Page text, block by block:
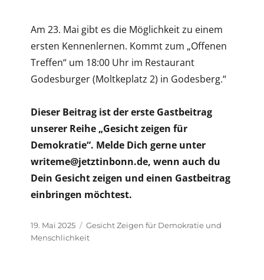
Am 23. Mai gibt es die Möglichkeit zu einem
ersten Kennenlernen. Kommt zum „Offenen
Treffen“ um 18:00 Uhr im Restaurant
Godesburger (Moltkeplatz 2) in Godesberg.“
Dieser Beitrag ist der erste Gastbeitrag
unserer Reihe „Gesicht zeigen für
Demokratie“. Melde Dich gerne unter
writeme@jetztinbonn.de, wenn auch du
Dein Gesicht zeigen und einen Gastbeitrag
einbringen möchtest.
Veröffentlicht
am
19. Mai 2025 Kategorien
Gesicht Zeigen für Demokratie und
Menschlichkeit